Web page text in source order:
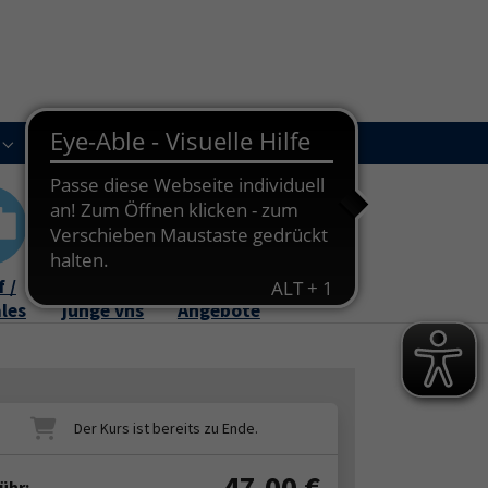
Submenu for "Über uns"
Kursleitungen Submenu for "Kursleitungen"
Newsletter Kontakt
/
junge vhs
Angebote